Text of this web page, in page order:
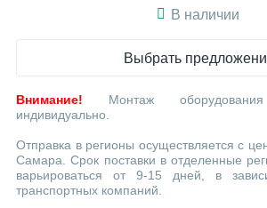
В наличии
Выбрать
Внимание! Монтаж оборудования
индивидуально.
Отправка в регионы осуществляется с
Самара. Срок поставки в отделенные
варьироваться от 9-15 дней, в
транспортных компаний.